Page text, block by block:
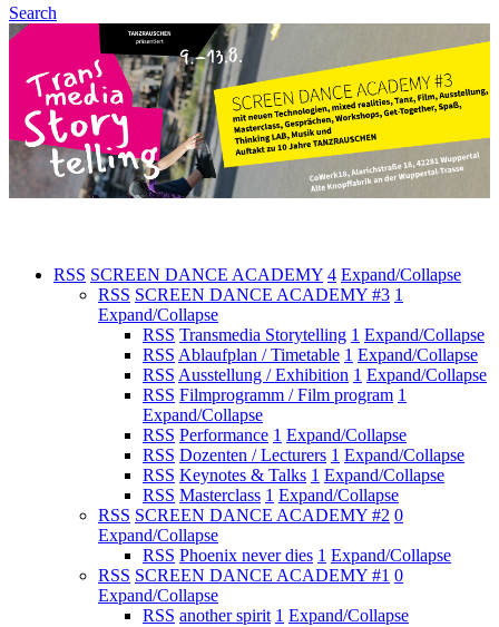
Search
RSS SCREEN DANCE ACADEMY 4 Expand/Collapse
RSS SCREEN DANCE ACADEMY #3 1
Expand/Collapse
RSS Transmedia Storytelling 1 Expand/Collapse
RSS Ablaufplan / Timetable 1 Expand/Collapse
RSS Ausstellung / Exhibition 1 Expand/Collapse
RSS Filmprogramm / Film program 1
Expand/Collapse
RSS Performance 1 Expand/Collapse
RSS Dozenten / Lecturers 1 Expand/Collapse
RSS Keynotes & Talks 1 Expand/Collapse
RSS Masterclass 1 Expand/Collapse
RSS SCREEN DANCE ACADEMY #2 0
Expand/Collapse
RSS Phoenix never dies 1 Expand/Collapse
RSS SCREEN DANCE ACADEMY #1 0
Expand/Collapse
RSS another spirit 1 Expand/Collapse